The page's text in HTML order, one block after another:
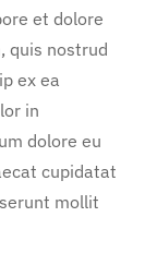
et dolore
quis nostrud
ex ea
in
dolore eu
cupidatat
mollit